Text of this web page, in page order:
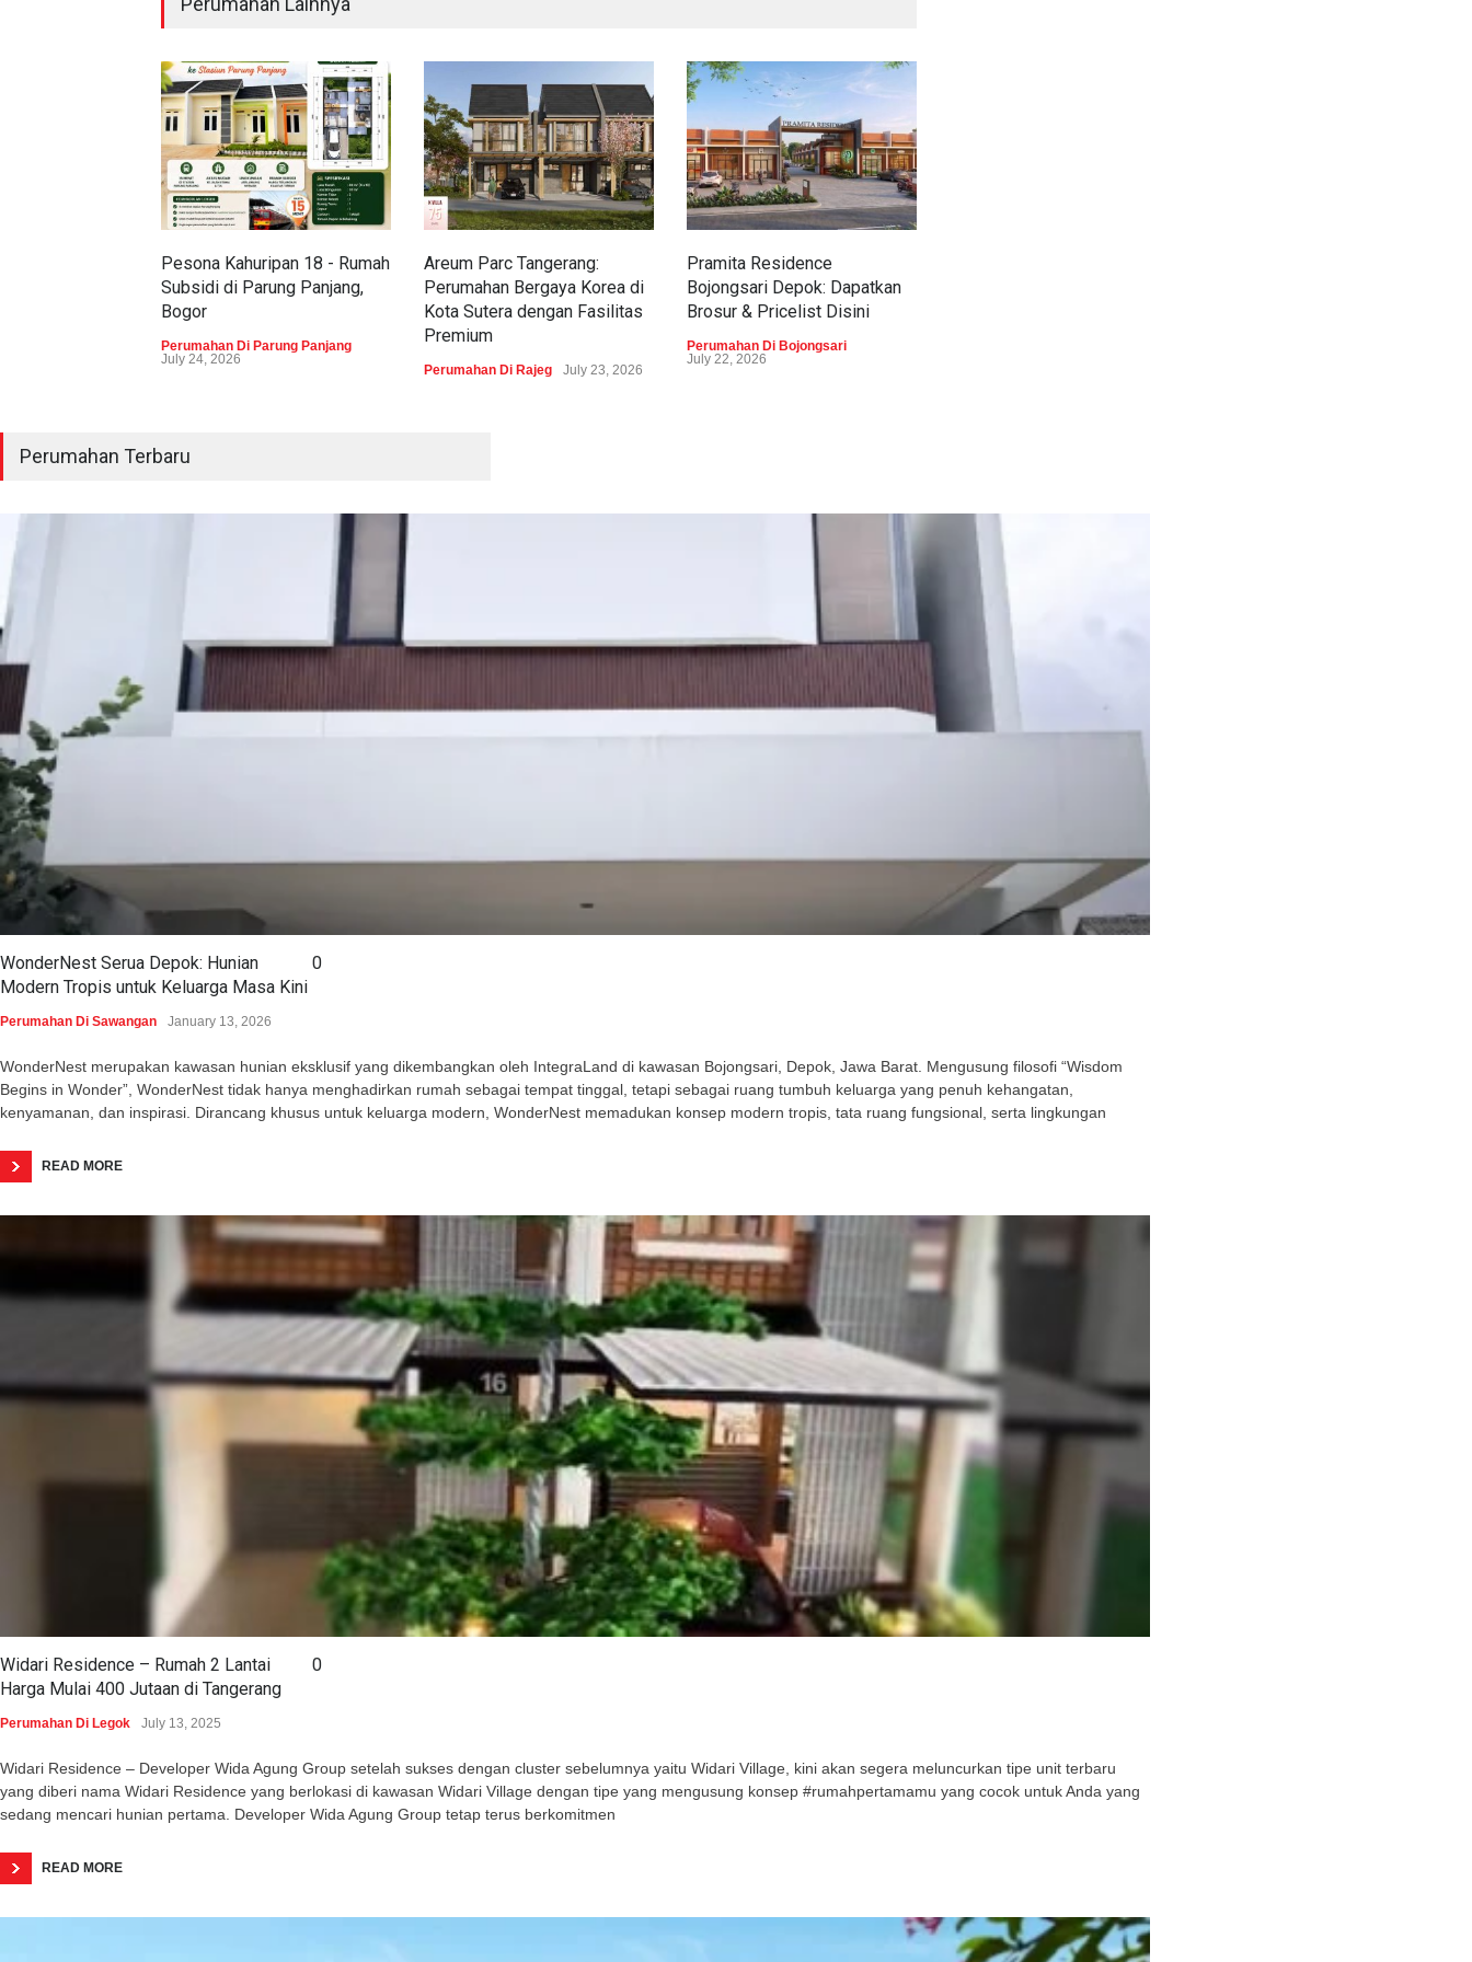
Pesona Kahuripan 18 - Rumah
Subsidi di Parung Panjang,
Bogor
Perumahan Di Parung Panjang
July 24, 2026
Areum Parc Tangerang:
Perumahan Bergaya Korea di
Kota Sutera dengan Fasilitas
Premium
Perumahan Di Rajeg July 23, 2026
Pramita Residence
Bojongsari Depok: Dapatkan
Brosur & Pricelist Disini
Perumahan Di Bojongsari
July 22, 2026
Perumahan Terbaru
WonderNest Serua Depok: Hunian
Modern Tropis untuk Keluarga Masa Kini
0
Perumahan Di Sawangan January 13, 2026
WonderNest merupakan kawasan hunian eksklusif yang dikembangkan oleh IntegraLand di kawasan Bojongsari, Depok, Jawa Barat. Mengusung filosofi “Wisdom
Begins in Wonder”, WonderNest tidak hanya menghadirkan rumah sebagai tempat tinggal, tetapi sebagai ruang tumbuh keluarga yang penuh kehangatan,
kenyamanan, dan inspirasi. Dirancang khusus untuk keluarga modern, WonderNest memadukan konsep modern tropis, tata ruang fungsional, serta lingkungan
READ MORE
Widari Residence – Rumah 2 Lantai
Harga Mulai 400 Jutaan di Tangerang
0
Perumahan Di Legok July 13, 2025
Widari Residence – Developer Wida Agung Group setelah sukses dengan cluster sebelumnya yaitu Widari Village, kini akan segera meluncurkan tipe unit terbaru
yang diberi nama Widari Residence yang berlokasi di kawasan Widari Village dengan tipe yang mengusung konsep #rumahpertamamu yang cocok untuk Anda yang
sedang mencari hunian pertama. Developer Wida Agung Group tetap terus berkomitmen
READ MORE